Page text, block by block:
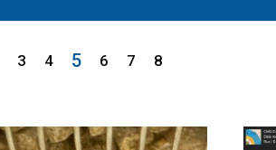
3 4 5 6 7 8